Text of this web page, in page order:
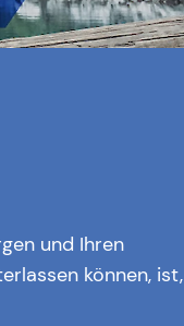
und Ihren
können, ist,